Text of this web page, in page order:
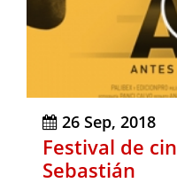
26 Sep, 2018
Festival de
Sebastián